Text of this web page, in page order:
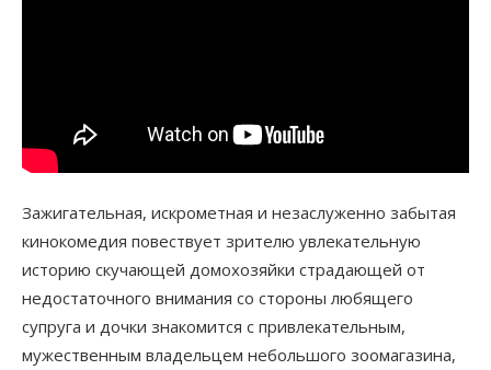
Зажигательная, искрометная и незаслуженно забытая
кинокомедия повествует зрителю увлекательную
историю скучающей домохозяйки страдающей от
недостаточного внимания со стороны любящего
супруга и дочки знакомится с привлекательным,
мужественным владельцем небольшого зоомагазина,